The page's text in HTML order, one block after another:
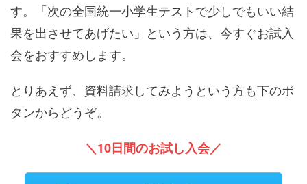
す。「次の全国統一小学生テストで少しでもいい結
果を出させてあげたい」という方は、今すぐお試入
会をおすすめします。
とりあえず、資料請求してみようという方も下のボ
タンからどうぞ。
＼10日間のお試し入会／